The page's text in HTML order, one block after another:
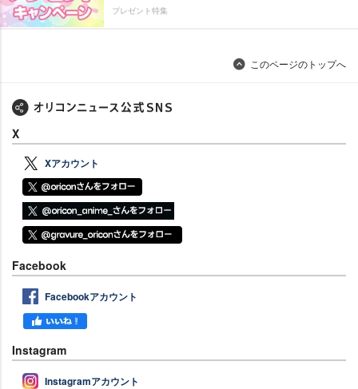
プレゼント特集
このページのトップへ
X
Xアカウント
Facebook
Facebookアカウント
Instagram
Instagramアカウント